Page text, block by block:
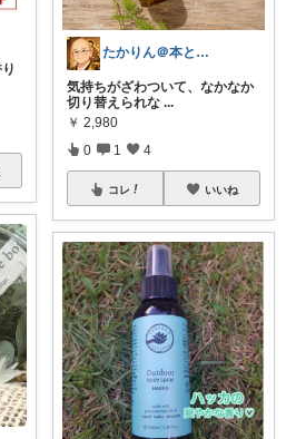
たかりん＠本と灯りと仏様のある暮らし
気持ちがざわついて、なかなか
切り替えられな ...
￥ 2,980
0 1 4
コレ いいね